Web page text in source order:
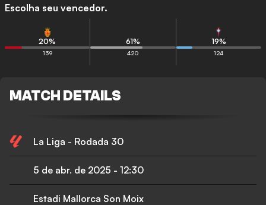
Escolha seu vencedor.
20%
139
61%
420
19%
124
MATCH DETAILS
La Liga - Rodada 30
5 de abr. de 2025 - 12:30
Estadi Mallorca Son Moix